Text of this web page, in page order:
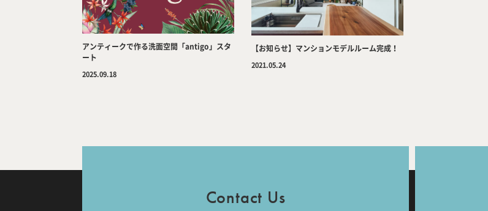
アンティークで作る洗面空間「antigo」スタ
ート
2025.09.18
【お知らせ】マンションモデルルーム完成！
2021.05.24
Contact Us
IDA DESIGN by 株式会社 IDA Company
TEL.078-861-2001（営業時間：